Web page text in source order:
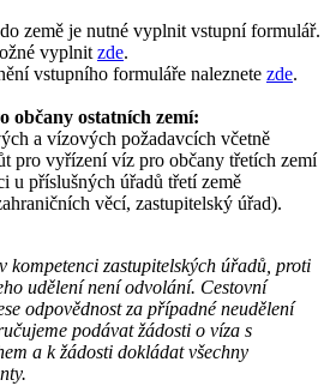
země je nutné vyplnit vstupní formulář.
vyplnit zde.
vstupního formuláře naleznete zde.
občany ostatních zemí:
a vízových požadavcích včetně
pro vyřízení víz pro občany třetích zemí
u příslušných úřadů třetí země
věcí, zastupitelský úřad).
kompetenci zastupitelských úřadů, proti
udělení není odvolání. Cestovní
odpovědnost za případné neudělení
podávat žádosti o víza s
a k žádosti dokládat všechny